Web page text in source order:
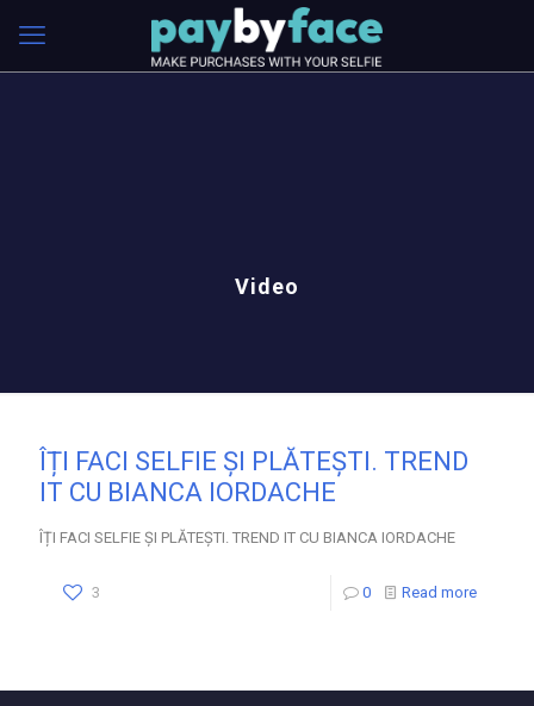
Video
ÎȚI FACI SELFIE ȘI PLĂTEȘTI. TREND
IT CU BIANCA IORDACHE
ÎȚI FACI SELFIE ȘI PLĂTEȘTI. TREND IT CU BIANCA IORDACHE
3 0 Read more